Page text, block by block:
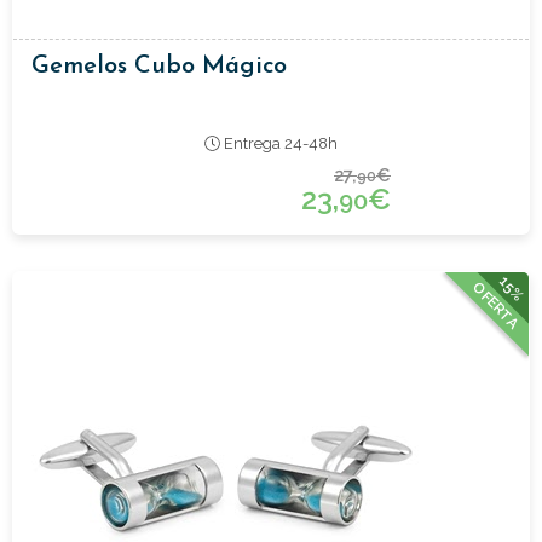
Gemelos Cubo Mágico
Entrega 24-48h
27,90€
23,90€
15%
OFERTA